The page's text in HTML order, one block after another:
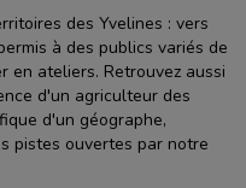
des Yvelines : vers
à des publics variés de
en ateliers. Retrouvez aussi
d'un agriculteur des
d'un géographe,
pistes ouvertes par notre